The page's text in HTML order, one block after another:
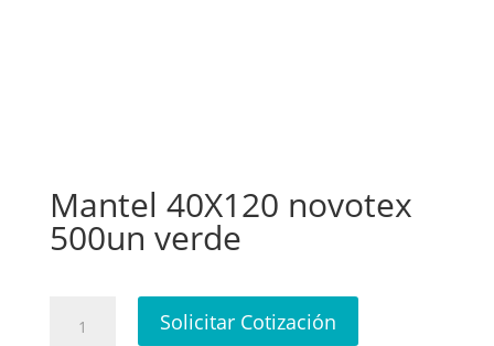
Mantel 40X120 novotex
500un verde
40X120
Solicitar Cotización